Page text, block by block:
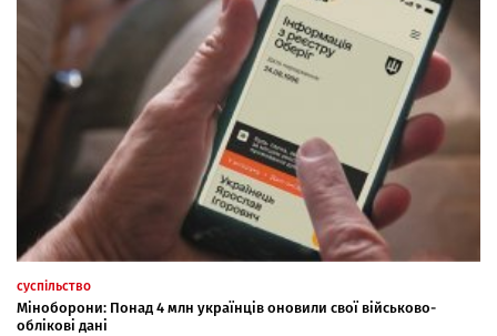
суспільство
Міноборони: Понад 4 млн українців оновили свої військово-
облікові дані